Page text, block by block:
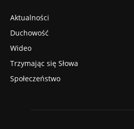
Aktualności
Duchowość
Wideo
Trzymając się Słowa
Społeczeństwo